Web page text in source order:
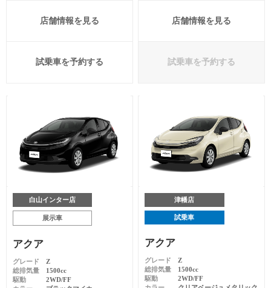
店舗情報を見る
試乗車を予約する
店舗情報を見る
試乗車を予約する
白山インター店
展示車
アクア
グレード
Z
総排気量
1500cc
駆動
2WD/FF
津幡店
試乗車
アクア
グレード
Z
総排気量
1500cc
駆動
2WD/FF